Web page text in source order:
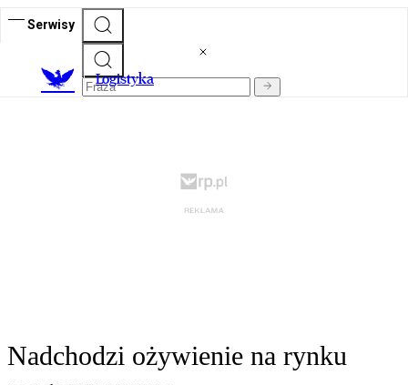
Serwisy
Logistyka
Nadchodzi ożywienie na rynku